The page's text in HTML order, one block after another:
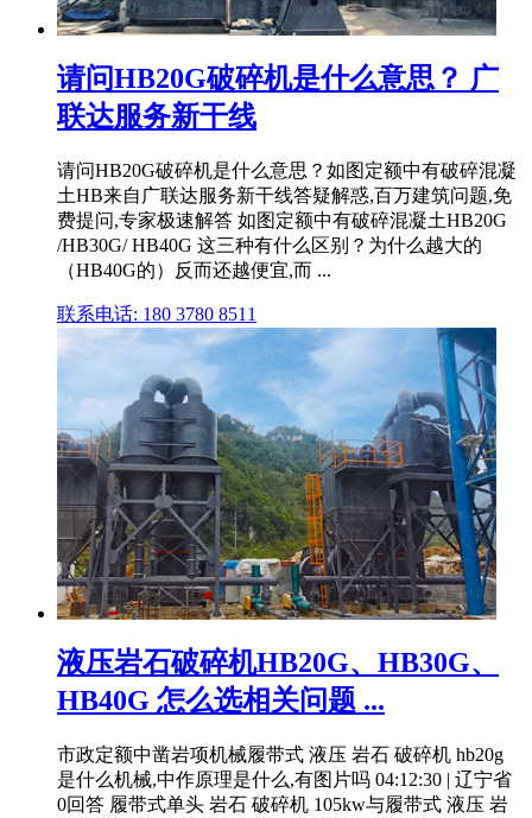
请问HB20G破碎机是什么意思？ 广
联达服务新干线
请问HB20G破碎机是什么意思？如图定额中有破碎混凝
土HB来自广联达服务新干线答疑解惑,百万建筑问题,免
费提问,专家极速解答 如图定额中有破碎混凝土HB20G
/HB30G/ HB40G 这三种有什么区别？为什么越大的
（HB40G的）反而还越便宜,而 ...
联系电话: 180 3780 8511
液压岩石破碎机HB20G、HB30G、
HB40G 怎么选相关问题 ...
市政定额中凿岩项机械履带式 液压 岩石 破碎机 hb20g
是什么机械,中作原理是什么,有图片吗 04:12:30 | 辽宁省
0回答 履带式单头 岩石 破碎机 105kw与履带式 液压 岩